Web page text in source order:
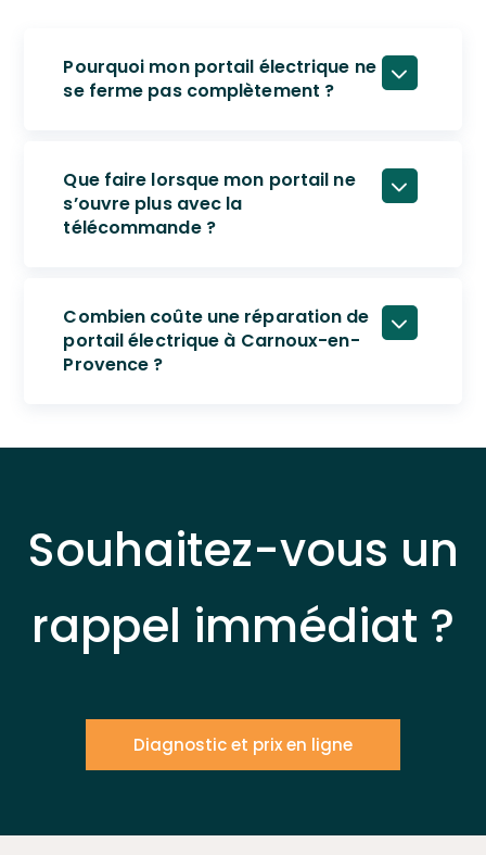
Pourquoi mon portail électrique ne
se ferme pas complètement ?
Que faire lorsque mon portail ne
s’ouvre plus avec la
télécommande ?
Combien coûte une réparation de
portail électrique à Carnoux-en-
Provence ?
Souhaitez-vous un
rappel immédiat ?
Diagnostic et prix en ligne